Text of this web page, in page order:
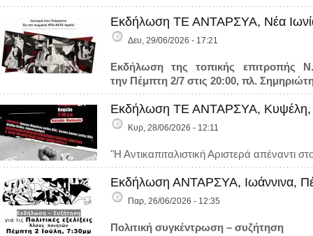
Εκδήλωση ΤΕ ΑΝΤΑΡΣΥΑ, Νέα
Δευ, 29/06/2026 - 17:21
Εκδήλωση της τοπικής επιτροπής
την Πέμπτη 2/7 στις 20:00, πλ.
Εκδήλωση ΤΕ ΑΝΤΑΡΣΥΑ, Κυψέλη,
Κυρ, 28/06/2026 - 12:11
"Η Αντικαπιταλιστική Αριστερά απέναντι
Εκδήλωση ΑΝΤΑΡΣΥΑ, Ιωάννινα,
Παρ, 26/06/2026 - 12:35
Πολιτική συγκέντρωση – συζήτηση